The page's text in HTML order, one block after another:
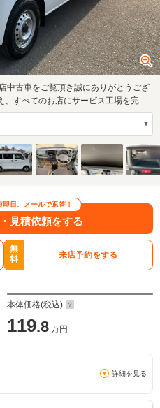
中古車をご覧頂き誠にありがとうござ
、すべてのお店にサービス工場を完
即日、メールで返答！
見積依頼をする
無
料
来店予約をする
本体価格(税込)
119.8 万円
詳細を見る